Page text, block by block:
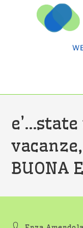
BUONA
Autore